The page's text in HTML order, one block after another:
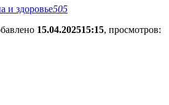
и здоровье505
15.04.202515:15, просмотров: